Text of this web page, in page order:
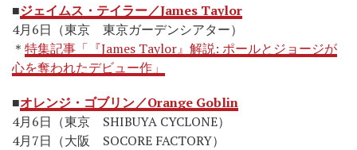
■ジェイムス・テイラー／James Taylor
4月6日（東京 東京ガーデンシアター）
＊ 特集記事「『James Taylor』解説: ポールとジョージが
心を奪われたデビュー作」
■オレンジ・ゴブリン／Orange Goblin
4月6日（東京 SHIBUYA CYCLONE）
4月7日（大阪 SOCORE FACTORY）